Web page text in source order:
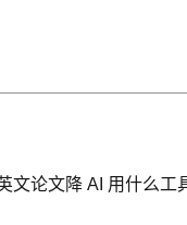
论文降 AI 用什么